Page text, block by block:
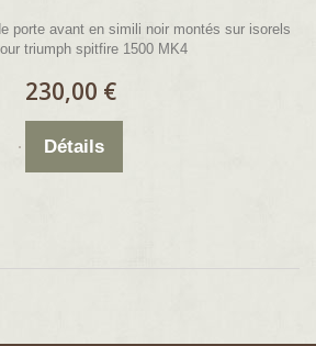
porte avant en simili noir montés sur isorels
triumph spitfire 1500 MK4
230,00 €
Détails